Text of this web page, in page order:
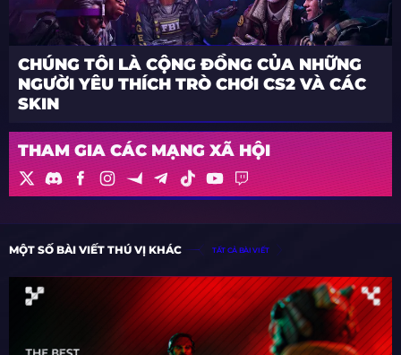
CHÚNG TÔI LÀ CỘNG ĐỒNG CỦA NHỮNG
NGƯỜI YÊU THÍCH TRÒ CHƠI CS2 VÀ CÁC
SKIN
THAM GIA CÁC MẠNG XÃ HỘI
MỘT SỐ BÀI VIẾT THÚ VỊ KHÁC TẤT CẢ BÀI VIẾT